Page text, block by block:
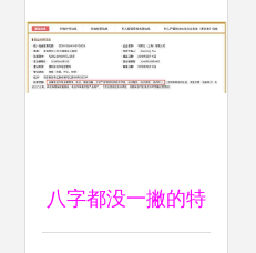
展拍卖业务
八字都没一撇的特